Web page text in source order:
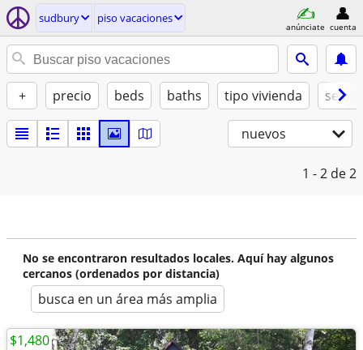
sudbury piso vacaciones
anúnciate cuenta
+ precio beds baths tipo vivienda se
nuevos
1 - 2 de 2
No se encontraron resultados locales. Aquí hay algunos
cercanos (ordenados por distancia)
busca en un área más amplia
$1,480